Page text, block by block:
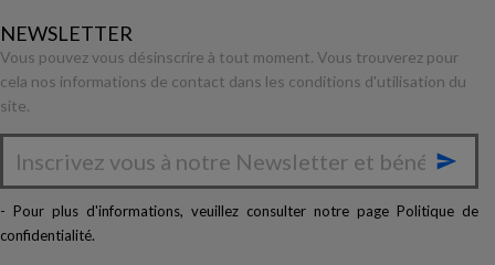
NEWSLETTER
Vous pouvez vous désinscrire à tout moment. Vous trouverez pour
cela nos informations de contact dans les conditions d'utilisation du
site.

- Pour plus d'informations, veuillez consulter notre page Politique de
confidentialité.